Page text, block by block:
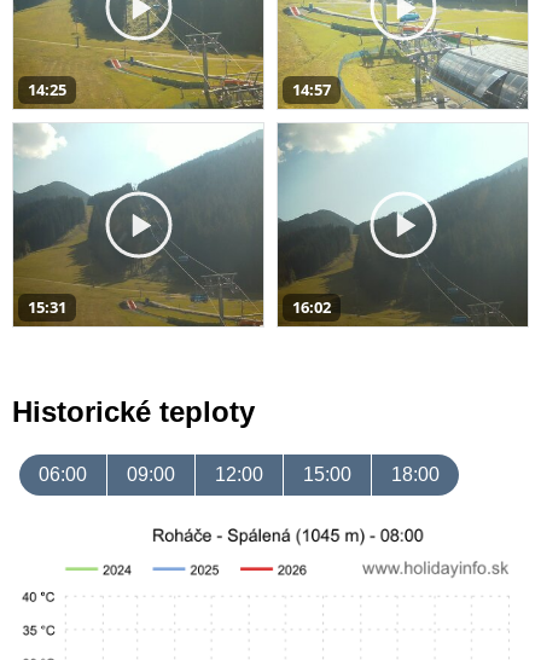
14:25 14:57
15:31 16:02
Historické teploty
06:00 09:00 12:00 15:00 18:00